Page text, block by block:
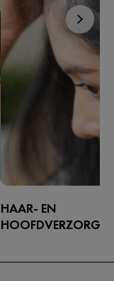
HAAR- EN
hoofdhuid te